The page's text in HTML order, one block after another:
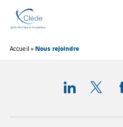
Accueil»Nous rejoindre